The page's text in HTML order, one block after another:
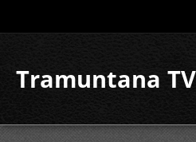
Tramuntana TV